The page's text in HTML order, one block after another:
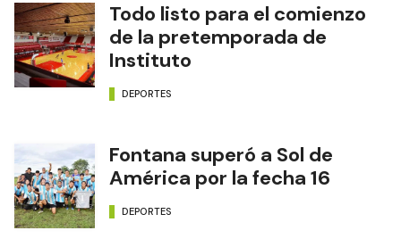
Todo listo para el comienzo
de la pretemporada de
Instituto
DEPORTES
Fontana superó a Sol de
América por la fecha 16
DEPORTES